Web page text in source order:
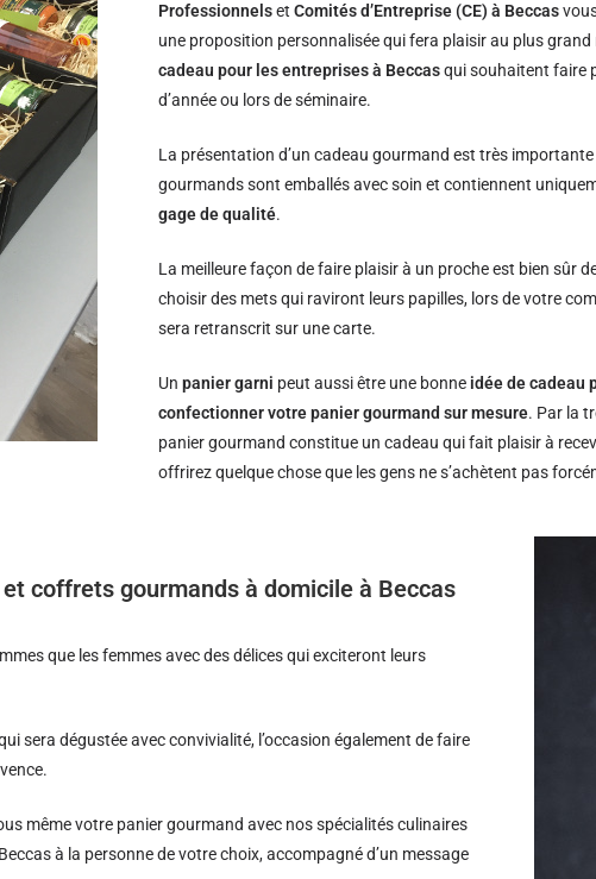
ProfessionnelsetComités d’Entreprise (CE) à Beccas
une proposition personnalisée qui fera plaisir au plus
cadeau pour les entreprises à Beccasqui souhaitent faire
d’année ou lors de séminaire.
La présentation d’un cadeau gourmand est très
gourmands sont emballés avec soin et contiennent
gage de qualité.
La meilleure façon de faire plaisir à un proche est bien sûr
choisir des mets qui raviront leurs papilles, lors de votre
sera retranscrit sur une carte.
Unpanier garni peut aussi être une bonne idée de cadeau
confectionner votre panier gourmand sur mesure. Par la
panier gourmand constitue un cadeau qui fait plaisir à
offrirez quelque chose que les gens ne s’achètent pas
coffrets gourmands à domicile à Beccas
que les femmes avec des délices qui exciteront leurs
sera dégustée avec convivialité, l’occasion également de faire
même votre panier gourmand avec nos spécialités culinaires
à la personne de votre choix, accompagné d’un message